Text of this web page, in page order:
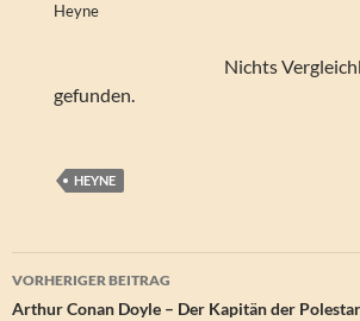
Heyne
Nichts
gefunden.
HEYNE
Beitragsnavigation
VORHERIGER BEITRAG
Arthur Conan Doyle – Der Kapitän der Polestar